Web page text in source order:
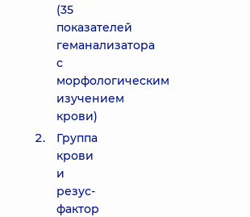
(35
показателей
геманализатора
с
морфологическим
изучением
крови)
Группа
крови
и
резус-
фактор